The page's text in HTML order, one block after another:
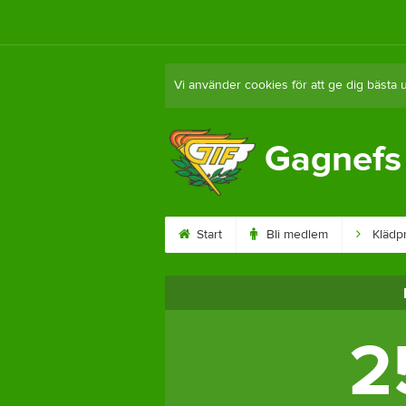
Vi använder cookies för att ge dig bästa
Start Bli medlem